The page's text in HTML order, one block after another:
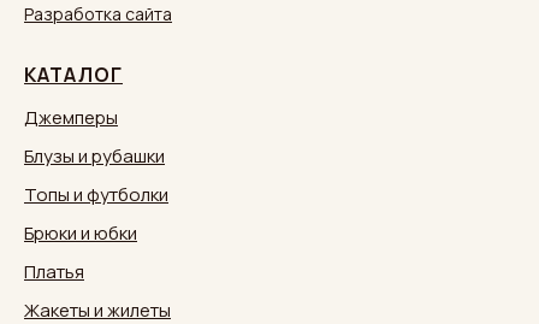
Разработка сайта
КАТАЛОГ
Джемперы
Блузы и рубашки
Топы и футболки
Брюки и юбки
Платья
Жакеты и жилеты